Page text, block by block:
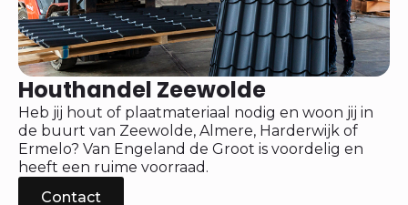
Houthandel Zeewolde
Heb jij hout of plaatmateriaal nodig en woon jij in
de buurt van Zeewolde, Almere, Harderwijk of
Ermelo? Van Engeland de Groot is voordelig en
heeft een ruime voorraad.
Contact